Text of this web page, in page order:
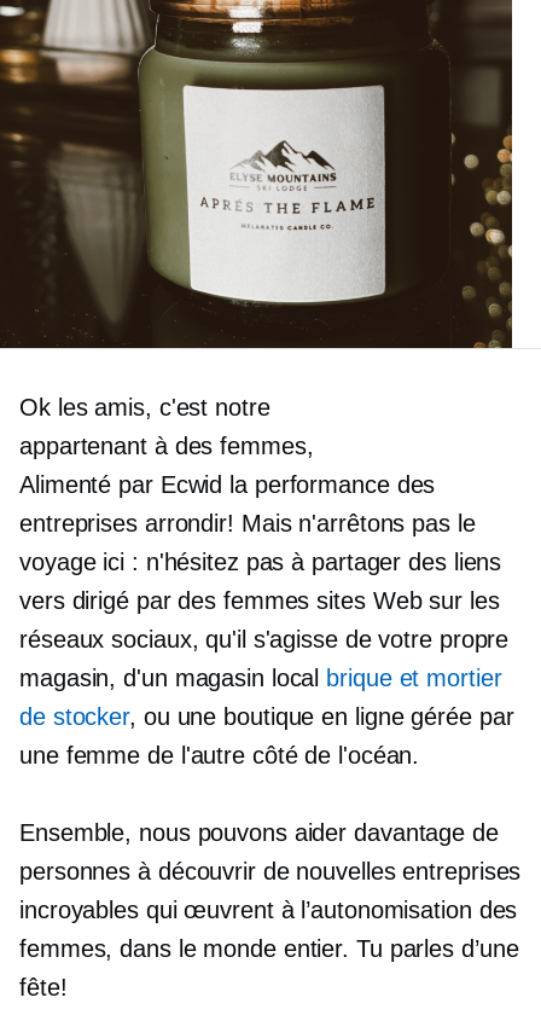
Ok les amis, c'est notre
appartenant à des femmes,
Alimenté par Ecwid la performance des
entreprises arrondir! Mais n'arrêtons pas le
voyage ici : n'hésitez pas à partager des liens
vers dirigé par des femmes sites Web sur les
réseaux sociaux, qu'il s'agisse de votre propre
magasin, d'un magasin local brique et mortier
de stocker, ou une boutique en ligne gérée par
une femme de l'autre côté de l'océan.
Ensemble, nous pouvons aider davantage de
personnes à découvrir de nouvelles entreprises
incroyables qui œuvrent à l’autonomisation des
femmes, dans le monde entier. Tu parles d’une
fête!